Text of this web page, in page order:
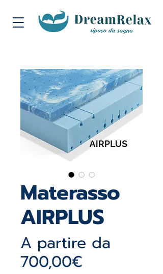
Materasso
AIRPLUS
A partire da
700,00€